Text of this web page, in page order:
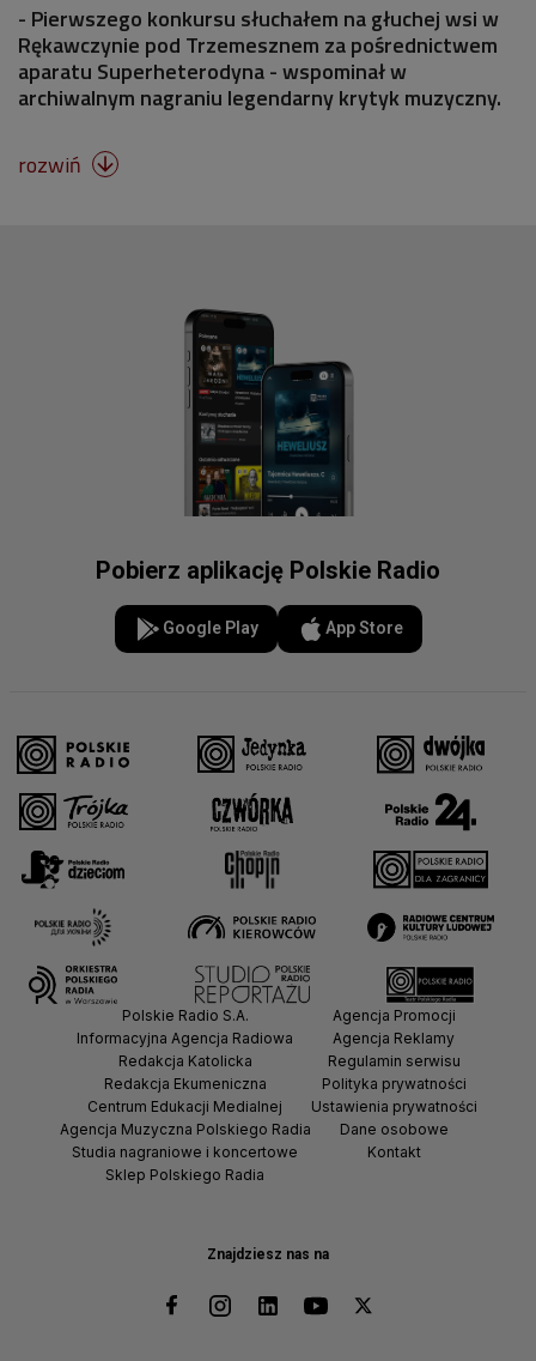
- Pierwszego konkursu słuchałem na głuchej wsi w
Rękawczynie pod Trzemesznem za pośrednictwem
aparatu Superheterodyna - wspominał w
archiwalnym nagraniu legendarny krytyk muzyczny.
rozwiń 
Pobierz aplikację Polskie Radio
Google Play App Store
Znajdziesz nas na
Polskie Radio S.A.
Informacyjna Agencja Radiowa
Redakcja Katolicka
Redakcja Ekumeniczna
Centrum Edukacji Medialnej
Agencja Muzyczna Polskiego Radia
Studia nagraniowe i koncertowe
Sklep Polskiego Radia
Agencja Promocji
Agencja Reklamy
Regulamin serwisu
Polityka prywatności
Ustawienia prywatności
Dane osobowe
Kontakt